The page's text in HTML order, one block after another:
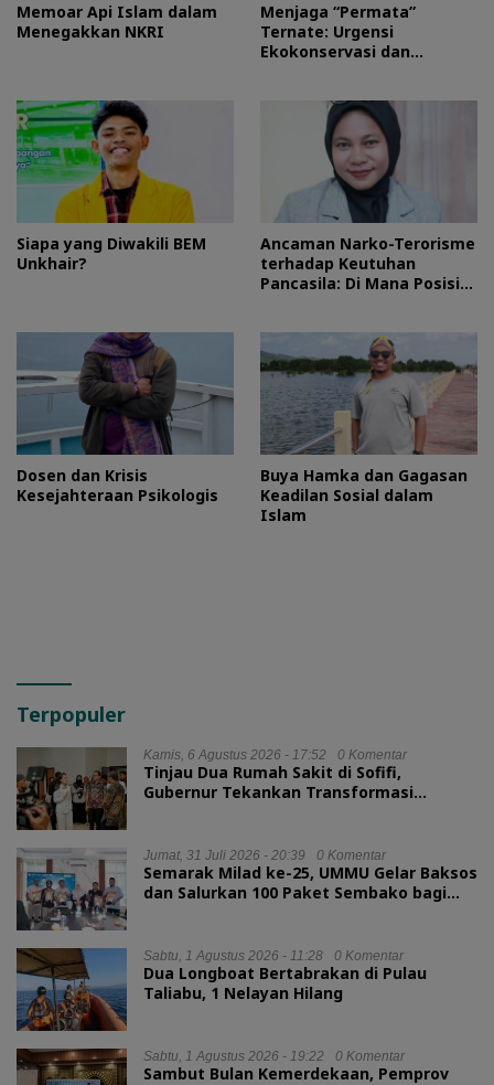
Memoar Api Islam dalam
Menegakkan NKRI
Menjaga “Permata”
Ternate: Urgensi
Ekokonservasi dan
Siapa yang Diwakili BEM
Unkhair?
Ancaman Narko-Terorisme
terhadap Keutuhan
Pancasila: Di Mana Posisi
Dosen dan Krisis
Kesejahteraan Psikologis
Buya Hamka dan Gagasan
Keadilan Sosial dalam
Islam
Terpopuler
Kamis, 6 Agustus 2026 - 17:52 0 Komentar
Tinjau Dua Rumah Sakit di Sofifi,
Gubernur Tekankan Transformasi
Jumat, 31 Juli 2026 - 20:39 0 Komentar
Semarak Milad ke-25, UMMU Gelar Baksos
dan Salurkan 100 Paket Sembako bagi
Sabtu, 1 Agustus 2026 - 11:28 0 Komentar
Dua Longboat Bertabrakan di Pulau
Taliabu, 1 Nelayan Hilang
Sabtu, 1 Agustus 2026 - 19:22 0 Komentar
Sambut Bulan Kemerdekaan, Pemprov